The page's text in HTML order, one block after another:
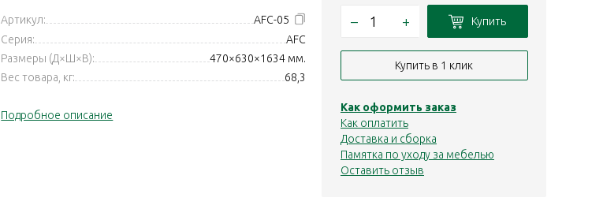
Артикул:
AFC-05
Серия:
AFC
Размеры (Д×Ш×В):
470×630×1634 мм.
Вес товара, кг:
68,3
Подробное описание
– + Купить
Купить в 1 клик
Как оформить заказ
Как оплатить
Доставка и сборка
Памятка по уходу за мебелью
Оставить отзыв